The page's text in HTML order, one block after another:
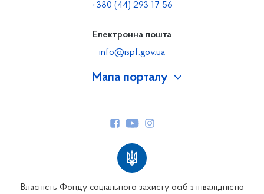
Мапа порталу
+380 (44) 293-17-56
Електронна пошта
info@ispf.gov.ua
Власність Фонду соціального захисту осіб з інвалідністю